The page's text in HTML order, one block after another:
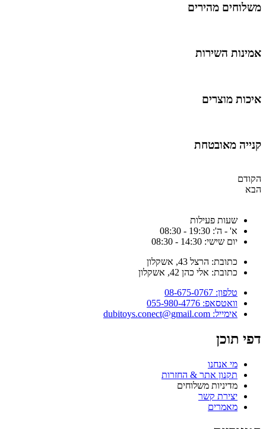
מהירים
השירות
מוצרים
מאובטחת
שעות פעילות
א' - ה': 19:30 - 08:30
יום שישי: 14:30 - 08:30
כתובת: הרצל 43, אשקלון
כתובת: אלי כהן 42, אשקלון
טלפון: 08-675-0767
וואטסאפ: 055-980-4776
אימייל: dubitoys.conect@gmail.com
תוכן
מי אנחנו
תקנון אתר & החזרות
מדיניות משלוחים
יצירת קשר
מאמרים